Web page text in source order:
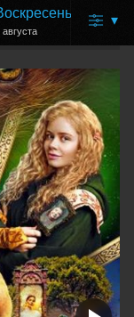
августа
▾